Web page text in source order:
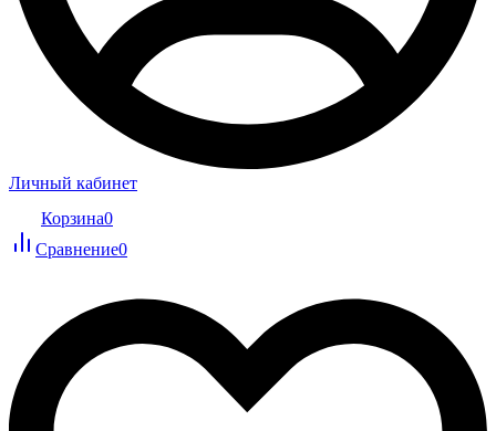
Личный кабинет
Корзина0
Сравнение0